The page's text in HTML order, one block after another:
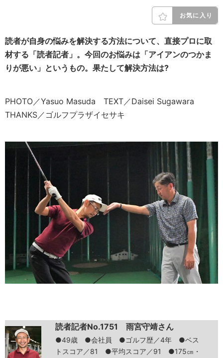
お気に入り
読者が自身の悩みを解決する方法について、直接プロに取
材する「読者記者」。今回のお悩みは「アイアンのつかま
りが悪い」というもの。果たして解決方法は?
PHOTO／Yasuo Masuda TEXT／Daisei Sugawara
THANKS／ゴルフプラザイセサキ
読者記者No.1751 雨宮守靖さん
●49歳 ●会社員 ●ゴルフ歴／4年 ●ベス
トスコア／81 ●平均スコア／91 ●175㎝・